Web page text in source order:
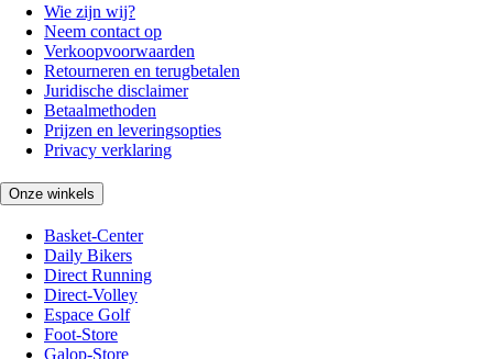
Wie zijn wij?
Neem contact op
Verkoopvoorwaarden
Retourneren en terugbetalen
Juridische disclaimer
Betaalmethoden
Prijzen en leveringsopties
Privacy verklaring
Onze winkels
Basket-Center
Daily Bikers
Direct Running
Direct-Volley
Espace Golf
Foot-Store
Galop-Store